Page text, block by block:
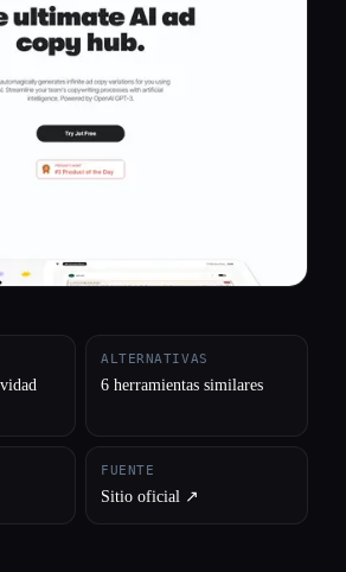
ALTERNATIVAS
6 herramientas similares
FUENTE
Sitio oficial ↗︎